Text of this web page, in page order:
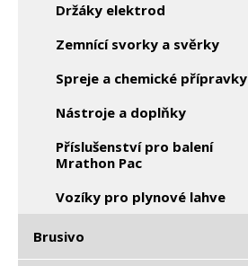
Držáky elektrod
Zemnící svorky a svěrky
Spreje a chemické přípravky
Nástroje a doplňky
Příslušenství pro balení
Mrathon Pac
Vozíky pro plynové lahve
Brusivo